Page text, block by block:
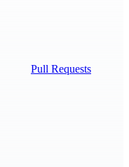
Pull Requests